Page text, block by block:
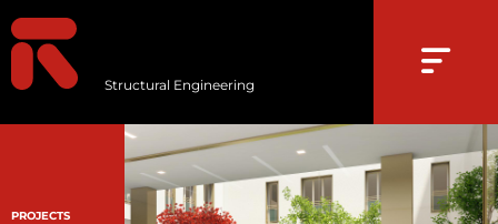
Structural Engineering
PROJECTS